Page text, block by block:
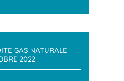
GAS NATURALE
2022